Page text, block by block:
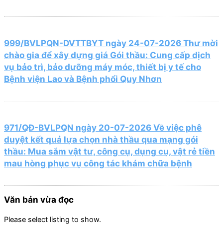
999/BVLPQN-DVTTBYT ngày 24-07-2026 Thư mời
chào gia để xây dựng giá Gói thầu: Cung cấp dịch
vụ bảo trì, bảo dưỡng máy móc, thiết bị y tế cho
Bệnh viện Lao và Bệnh phổi Quy Nhơn
971/QĐ-BVLPQN ngày 20-07-2026 Về việc phê
duyệt kết quả lựa chọn nhà thầu qua mạng gói
thầu: Mua sắm vật tư, công cụ, dụng cụ, vật rẻ tiền
mau hòng phục vụ công tác khám chữa bệnh
Văn bản vừa đọc
Please select listing to show.